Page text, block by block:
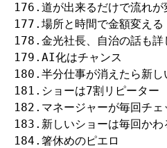
176.道が出来るだけで流れが
177.場所と時間で金額変える
178.金光社長、自治の話も詳
179.AI化はチャンス
180.半分仕事が消えたら新し
181.ショーは7割リピーター
182.マネージャーが毎回チェ
183.新しいショーは毎回かわ
184.箸休めのピエロ